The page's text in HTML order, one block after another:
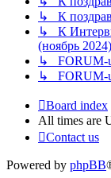
↳ К
↳ К
(ноябрь
↳ FORUM-
↳ FORUM-
Board index
All times are
Contact us
Powered by phpBB